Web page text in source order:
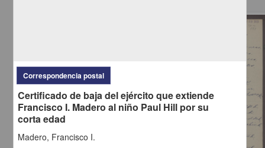
Correspondencia postal
Certificado de baja del ejército que extiende
Francisco I. Madero al niño Paul Hill por su
corta edad
Madero, Francisco I.